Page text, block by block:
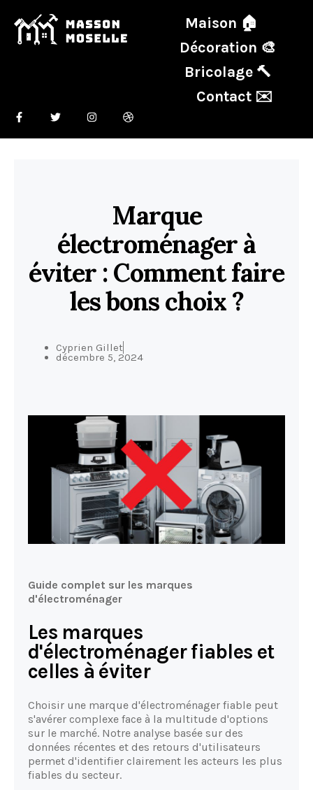
Maison 🏠
Décoration 🎨
Bricolage 🔨
Contact ✉️
Marque
électroménager à
éviter : Comment faire
les bons choix ?
Cyprien Gillet
décembre 5, 2024
Guide complet sur les marques
d'électroménager
Les marques
d'électroménager fiables et
celles à éviter
Choisir une marque d'électroménager fiable peut
s'avérer complexe face à la multitude d'options
sur le marché. Notre analyse basée sur des
données récentes et des retours d'utilisateurs
permet d'identifier clairement les acteurs les plus
fiables du secteur.